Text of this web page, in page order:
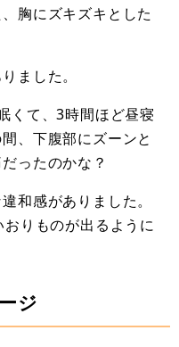
胸にズキズキとした
ました。
くて、3時間ほど昼寝
、下腹部にズーンと
ったのかな？
和感がありました。
りものが出るように
ジ